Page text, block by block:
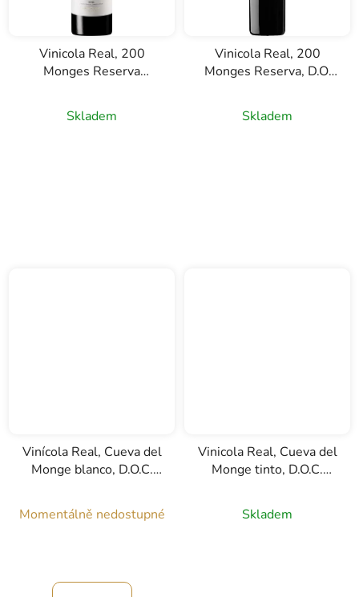
Vinicola Real, 200
Monges Reserva
D.O.C. Rioja, červené
víno, 0,75l
Skladem
Vinicola Real, 200
Monges Reserva, D.O.
0,75l
Skladem
Vinícola Real, Cueva del
Monge blanco, D.O.C.
Momentálně nedostupné
Vinicola Real, Cueva del
Monge tinto, D.O.C.
0,75l
Skladem